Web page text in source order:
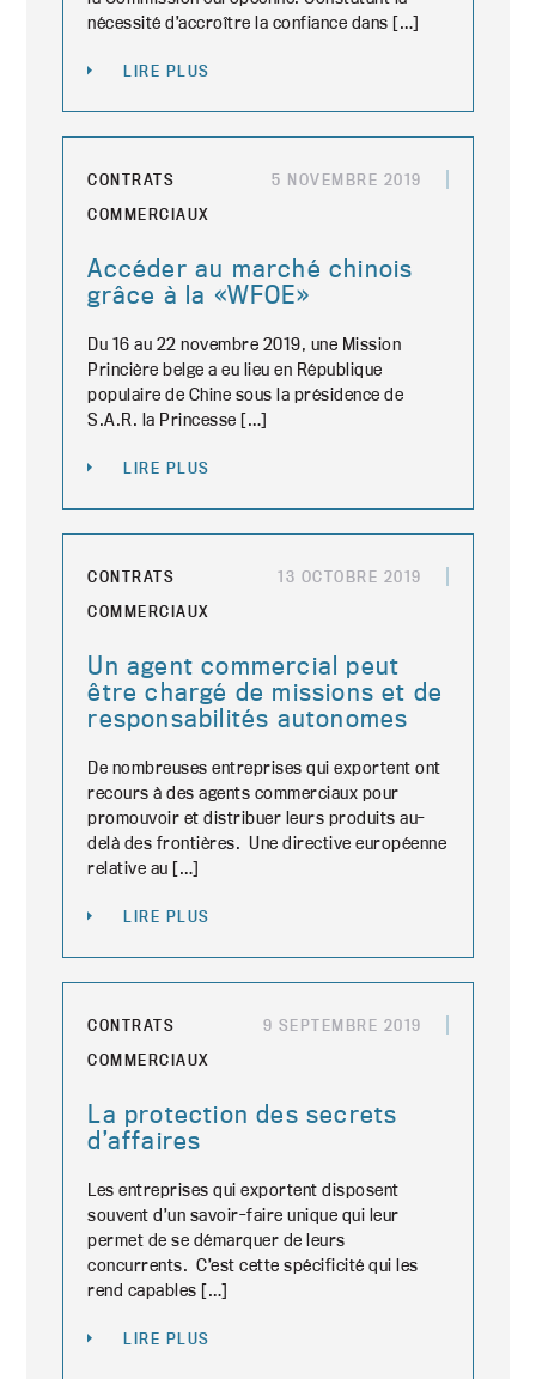
nécessité d’accroître la confiance dans […]
LIRE PLUS
CONTRATS
COMMERCIAUX
5 NOVEMBRE 2019
Accéder au marché chinois
grâce à la «WFOE»
Du 16 au 22 novembre 2019, une Mission
Princière belge a eu lieu en République
populaire de Chine sous la présidence de
S.A.R. la Princesse […]
LIRE PLUS
CONTRATS
COMMERCIAUX
13 OCTOBRE 2019
Un agent commercial peut
être chargé de missions et de
responsabilités autonomes
De nombreuses entreprises qui exportent ont
recours à des agents commerciaux pour
promouvoir et distribuer leurs produits au-
delà des frontières. Une directive européenne
relative au […]
LIRE PLUS
CONTRATS
COMMERCIAUX
9 SEPTEMBRE 2019
La protection des secrets
d’affaires
Les entreprises qui exportent disposent
souvent d’un savoir-faire unique qui leur
permet de se démarquer de leurs
concurrents. C’est cette spécificité qui les
rend capables […]
LIRE PLUS